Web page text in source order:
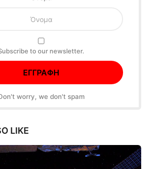
to our newsletter.
worry, we don't spam
LIKE